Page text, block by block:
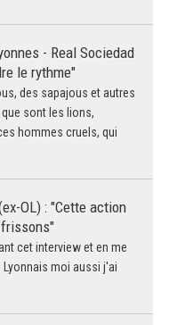
- Real Sociedad
le rythme"
des sapajous et autres
sont les lions,
hommes cruels, qui
OL) : "Cette action
cet interview et en me
Lyonnais moi aussi j'ai